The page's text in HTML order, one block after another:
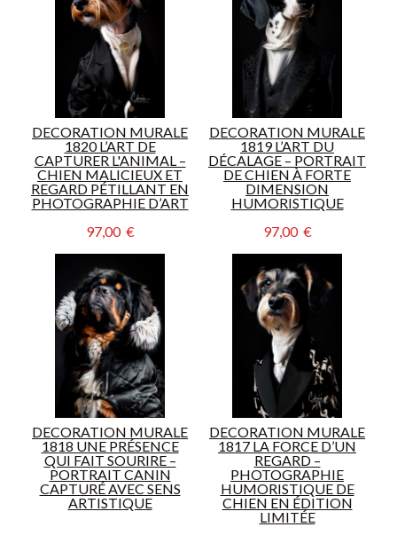
DECORATION MURALE
1820 L’ART DE
CAPTURER L'ANIMAL –
CHIEN MALICIEUX ET
REGARD PÉTILLANT EN
PHOTOGRAPHIE D’ART
97,00  €
DECORATION MURALE
1819 L’ART DU
DÉCALAGE – PORTRAIT
DE CHIEN À FORTE
DIMENSION
HUMORISTIQUE
97,00  €
DECORATION MURALE
1818 UNE PRÉSENCE
QUI FAIT SOURIRE –
PORTRAIT CANIN
CAPTURÉ AVEC SENS
ARTISTIQUE
DECORATION MURALE
1817 LA FORCE D’UN
REGARD –
PHOTOGRAPHIE
HUMORISTIQUE DE
CHIEN EN ÉDITION
LIMITÉE